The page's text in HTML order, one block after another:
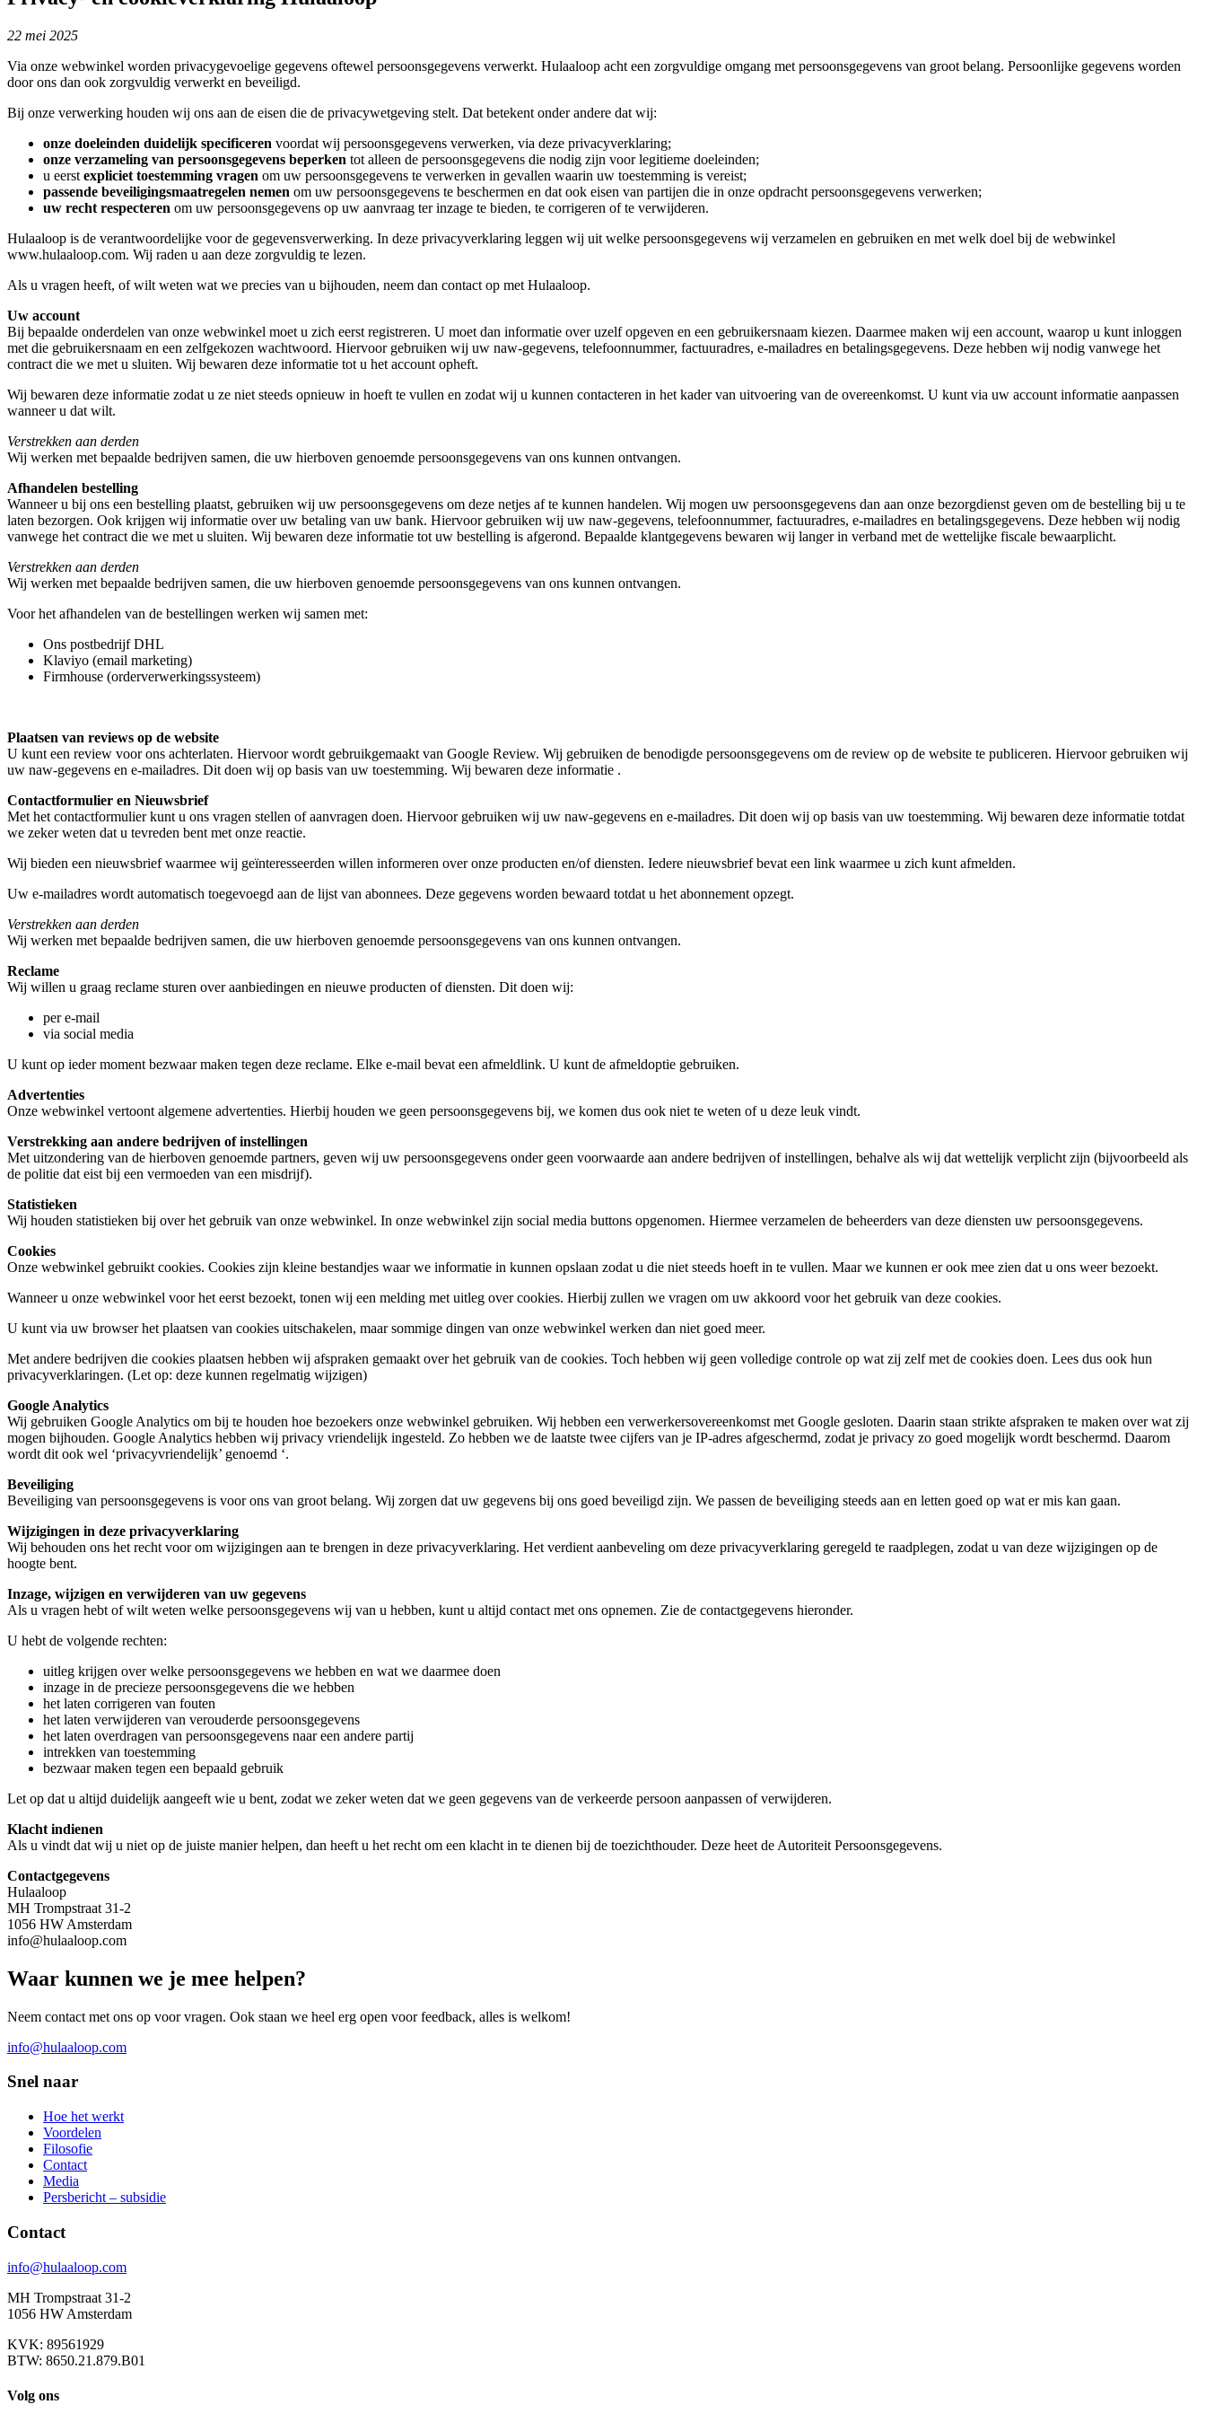
22 mei 2025
Via onze webwinkel worden privacygevoelige gegevens oftewel persoonsgegevens verwerkt. Hulaaloop acht een zorgvuldige omgang met persoonsgegevens van groot belang. Persoonlijke gegevens worden
door ons dan ook zorgvuldig verwerkt en beveiligd.
Bij onze verwerking houden wij ons aan de eisen die de privacywetgeving stelt. Dat betekent onder andere dat wij:
onze doeleinden duidelijk specificeren voordat wij persoonsgegevens verwerken, via deze privacyverklaring;
onze verzameling van persoonsgegevens beperken tot alleen de persoonsgegevens die nodig zijn voor legitieme doeleinden;
u eerst expliciet toestemming vragen om uw persoonsgegevens te verwerken in gevallen waarin uw toestemming is vereist;
passende beveiligingsmaatregelen nemen om uw persoonsgegevens te beschermen en dat ook eisen van partijen die in onze opdracht persoonsgegevens verwerken;
uw recht respecteren om uw persoonsgegevens op uw aanvraag ter inzage te bieden, te corrigeren of te verwijderen.
Hulaaloop is de verantwoordelijke voor de gegevensverwerking. In deze privacyverklaring leggen wij uit welke persoonsgegevens wij verzamelen en gebruiken en met welk doel bij de webwinkel
www.hulaaloop.com. Wij raden u aan deze zorgvuldig te lezen.
Als u vragen heeft, of wilt weten wat we precies van u bijhouden, neem dan contact op met Hulaaloop.
Uw account
Bij bepaalde onderdelen van onze webwinkel moet u zich eerst registreren. U moet dan informatie over uzelf opgeven en een gebruikersnaam kiezen. Daarmee maken wij een account, waarop u kunt inloggen
met die gebruikersnaam en een zelfgekozen wachtwoord. Hiervoor gebruiken wij uw naw-gegevens, telefoonnummer, factuuradres, e-mailadres en betalingsgegevens. Deze hebben wij nodig vanwege het
contract die we met u sluiten. Wij bewaren deze informatie tot u het account opheft.
Wij bewaren deze informatie zodat u ze niet steeds opnieuw in hoeft te vullen en zodat wij u kunnen contacteren in het kader van uitvoering van de overeenkomst. U kunt via uw account informatie aanpassen
wanneer u dat wilt.
Verstrekken aan derden
Wij werken met bepaalde bedrijven samen, die uw hierboven genoemde persoonsgegevens van ons kunnen ontvangen.
Afhandelen bestelling
Wanneer u bij ons een bestelling plaatst, gebruiken wij uw persoonsgegevens om deze netjes af te kunnen handelen. Wij mogen uw persoonsgegevens dan aan onze bezorgdienst geven om de bestelling bij u te
laten bezorgen. Ook krijgen wij informatie over uw betaling van uw bank. Hiervoor gebruiken wij uw naw-gegevens, telefoonnummer, factuuradres, e-mailadres en betalingsgegevens. Deze hebben wij nodig
vanwege het contract die we met u sluiten. Wij bewaren deze informatie tot uw bestelling is afgerond. Bepaalde klantgegevens bewaren wij langer in verband met de wettelijke fiscale bewaarplicht.
Verstrekken aan derden
Wij werken met bepaalde bedrijven samen, die uw hierboven genoemde persoonsgegevens van ons kunnen ontvangen.
Voor het afhandelen van de bestellingen werken wij samen met:
Ons postbedrijf DHL
Klaviyo (email marketing)
Firmhouse (orderverwerkingssysteem)
Plaatsen van reviews op de website
U kunt een review voor ons achterlaten. Hiervoor wordt gebruikgemaakt van Google Review. Wij gebruiken de benodigde persoonsgegevens om de review op de website te publiceren. Hiervoor gebruiken wij
uw naw-gegevens en e-mailadres. Dit doen wij op basis van uw toestemming. Wij bewaren deze informatie .
Contactformulier en Nieuwsbrief
Met het contactformulier kunt u ons vragen stellen of aanvragen doen. Hiervoor gebruiken wij uw naw-gegevens en e-mailadres. Dit doen wij op basis van uw toestemming. Wij bewaren deze informatie totdat
we zeker weten dat u tevreden bent met onze reactie.
Wij bieden een nieuwsbrief waarmee wij geïnteresseerden willen informeren over onze producten en/of diensten. Iedere nieuwsbrief bevat een link waarmee u zich kunt afmelden.
Uw e-mailadres wordt automatisch toegevoegd aan de lijst van abonnees. Deze gegevens worden bewaard totdat u het abonnement opzegt.
Verstrekken aan derden
Wij werken met bepaalde bedrijven samen, die uw hierboven genoemde persoonsgegevens van ons kunnen ontvangen.
Reclame
Wij willen u graag reclame sturen over aanbiedingen en nieuwe producten of diensten. Dit doen wij:
per e-mail
via social media
U kunt op ieder moment bezwaar maken tegen deze reclame. Elke e-mail bevat een afmeldlink. U kunt de afmeldoptie gebruiken.
Advertenties
Onze webwinkel vertoont algemene advertenties. Hierbij houden we geen persoonsgegevens bij, we komen dus ook niet te weten of u deze leuk vindt.
Verstrekking aan andere bedrijven of instellingen
Met uitzondering van de hierboven genoemde partners, geven wij uw persoonsgegevens onder geen voorwaarde aan andere bedrijven of instellingen, behalve als wij dat wettelijk verplicht zijn (bijvoorbeeld als
de politie dat eist bij een vermoeden van een misdrijf).
Statistieken
Wij houden statistieken bij over het gebruik van onze webwinkel. In onze webwinkel zijn social media buttons opgenomen. Hiermee verzamelen de beheerders van deze diensten uw persoonsgegevens.
Cookies
Onze webwinkel gebruikt cookies. Cookies zijn kleine bestandjes waar we informatie in kunnen opslaan zodat u die niet steeds hoeft in te vullen. Maar we kunnen er ook mee zien dat u ons weer bezoekt.
Wanneer u onze webwinkel voor het eerst bezoekt, tonen wij een melding met uitleg over cookies. Hierbij zullen we vragen om uw akkoord voor het gebruik van deze cookies.
U kunt via uw browser het plaatsen van cookies uitschakelen, maar sommige dingen van onze webwinkel werken dan niet goed meer.
Met andere bedrijven die cookies plaatsen hebben wij afspraken gemaakt over het gebruik van de cookies. Toch hebben wij geen volledige controle op wat zij zelf met de cookies doen. Lees dus ook hun
privacyverklaringen. (Let op: deze kunnen regelmatig wijzigen)
Google Analytics
Wij gebruiken Google Analytics om bij te houden hoe bezoekers onze webwinkel gebruiken. Wij hebben een verwerkersovereenkomst met Google gesloten. Daarin staan strikte afspraken te maken over wat zij
mogen bijhouden. Google Analytics hebben wij privacy vriendelijk ingesteld. Zo hebben we de laatste twee cijfers van je IP-adres afgeschermd, zodat je privacy zo goed mogelijk wordt beschermd. Daarom
wordt dit ook wel ‘privacyvriendelijk’ genoemd ‘.
Beveiliging
Beveiliging van persoonsgegevens is voor ons van groot belang. Wij zorgen dat uw gegevens bij ons goed beveiligd zijn. We passen de beveiliging steeds aan en letten goed op wat er mis kan gaan.
Wijzigingen in deze privacyverklaring
Wij behouden ons het recht voor om wijzigingen aan te brengen in deze privacyverklaring. Het verdient aanbeveling om deze privacyverklaring geregeld te raadplegen, zodat u van deze wijzigingen op de
hoogte bent.
Inzage, wijzigen en verwijderen van uw gegevens
Als u vragen hebt of wilt weten welke persoonsgegevens wij van u hebben, kunt u altijd contact met ons opnemen. Zie de contactgegevens hieronder.
U hebt de volgende rechten:
uitleg krijgen over welke persoonsgegevens we hebben en wat we daarmee doen
inzage in de precieze persoonsgegevens die we hebben
het laten corrigeren van fouten
het laten verwijderen van verouderde persoonsgegevens
het laten overdragen van persoonsgegevens naar een andere partij
intrekken van toestemming
bezwaar maken tegen een bepaald gebruik
Let op dat u altijd duidelijk aangeeft wie u bent, zodat we zeker weten dat we geen gegevens van de verkeerde persoon aanpassen of verwijderen.
Klacht indienen
Als u vindt dat wij u niet op de juiste manier helpen, dan heeft u het recht om een klacht in te dienen bij de toezichthouder. Deze heet de Autoriteit Persoonsgegevens.
Contactgegevens
Hulaaloop
MH Trompstraat 31-2
1056 HW Amsterdam
info@hulaaloop.com
Waar kunnen we je mee helpen?
Neem contact met ons op voor vragen. Ook staan we heel erg open voor feedback, alles is welkom!
info@hulaaloop.com
Snel naar
Hoe het werkt
Voordelen
Filosofie
Contact
Media
Persbericht – subsidie
Contact
info@hulaaloop.com
MH Trompstraat 31-2
1056 HW Amsterdam
KVK: 89561929
BTW: 8650.21.879.B01
Volg ons